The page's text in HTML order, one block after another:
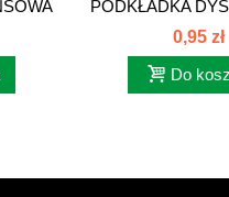
PODKŁADKA
0,95 zł
Do